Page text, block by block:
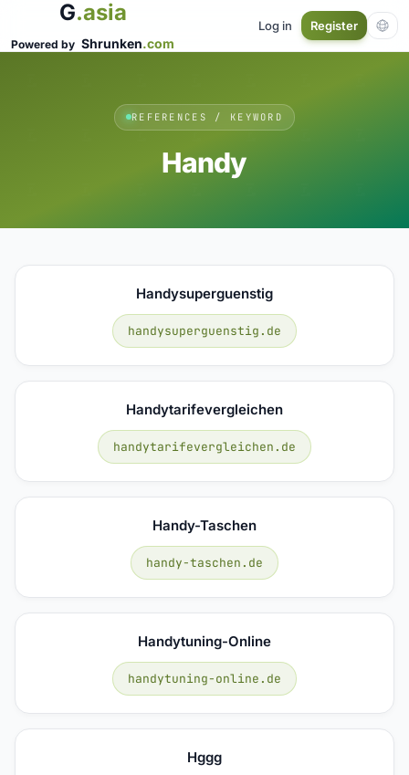
G.asia
Powered by Shrunken.com
Log in Register
REFERENCES / KEYWORD
Handy
Handysuperguenstig
handysuperguenstig.de
Handytarifevergleichen
handytarifevergleichen.de
Handy-Taschen
handy-taschen.de
Handytuning-Online
handytuning-online.de
Hggg